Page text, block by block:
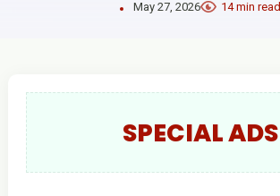
May 27, 2026 14 min read
SPECIAL ADS